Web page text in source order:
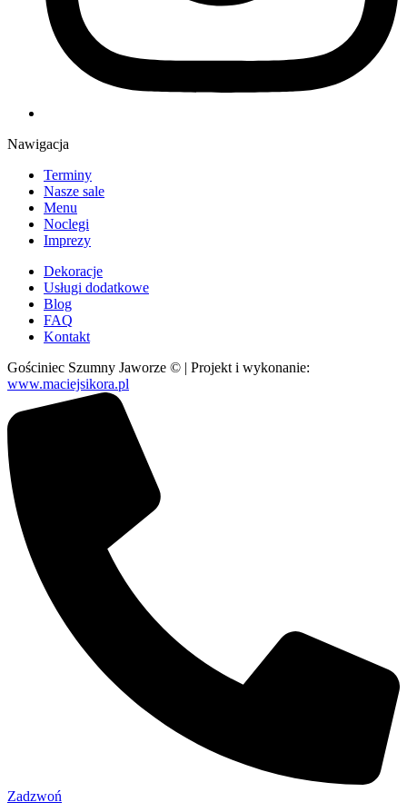
Nawigacja
Terminy
Nasze sale
Menu
Noclegi
Imprezy
Dekoracje
Usługi dodatkowe
Blog
FAQ
Kontakt
Gościniec Szumny Jaworze © | Projekt i wykonanie:
www.maciejsikora.pl
Zadzwoń